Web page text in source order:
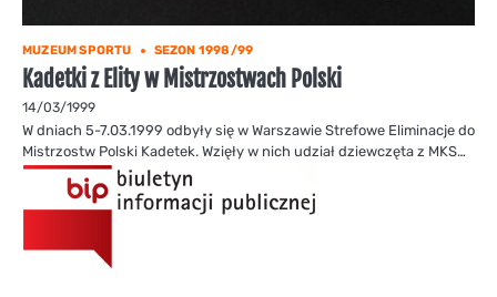
MUZEUM SPORTU SEZON 1998/99
Kadetki z Elity w Mistrzostwach Polski
14/03/1999
W dniach 5-7.03.1999 odbyły się w Warszawie Strefowe Eliminacje do
Mistrzostw Polski Kadetek. Wzięły w nich udział dziewczęta z MKS…